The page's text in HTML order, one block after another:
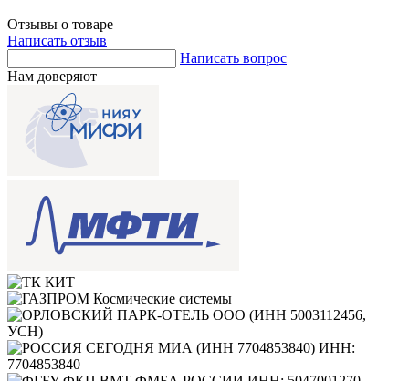
Отзывы о товаре
Написать отзыв
Написать вопрос
Нам доверяют